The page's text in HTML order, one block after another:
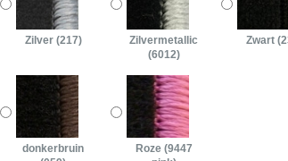
Zilver (217)
Zilvermetallic
(6012)
Zwart
donkerbruin
Roze (9447